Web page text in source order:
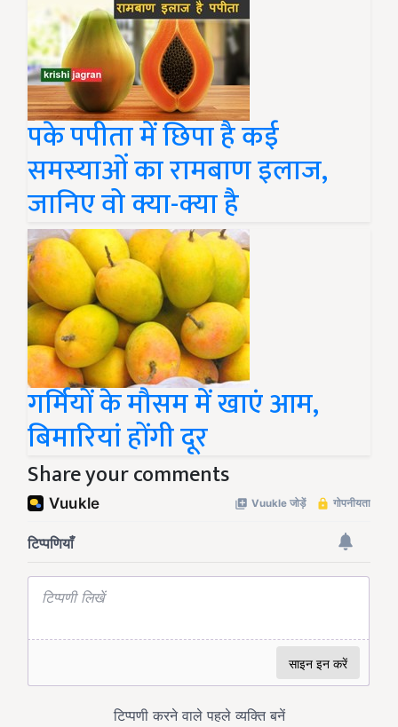
पके पपीता में छिपा है कई
समस्याओं का रामबाण इलाज,
जानिए वो क्या-क्या है
गर्मियों के मौसम में खाएं आम,
बिमारियां होंगी दूर
Share your comments